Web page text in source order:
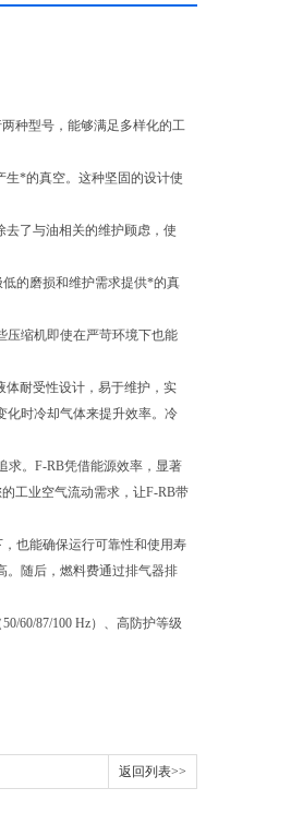
种型号，能够满足多样化的工
生*的真空。这种坚固的设计使
去了与油相关的维护顾虑，使
低的磨损和维护需求提供*的真
压缩机即使在严苛环境下也能
体耐受性设计，易于维护，实
化时冷却气体来提升效率。冷
求。F-RB凭借能源效率，显著
工业空气流动需求，让F-RB带
也能确保运行可靠性和使用寿
。随后，燃料费通过排气器排
60/87/100 Hz）、高防护等级
返回列表>>